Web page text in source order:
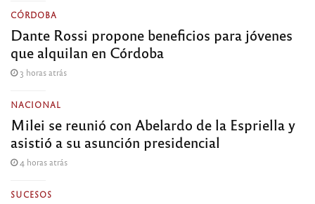
CÓRDOBA
Dante Rossi propone beneficios para jóvenes
que alquilan en Córdoba
3 horas atrás
NACIONAL
Milei se reunió con Abelardo de la Espriella y
asistió a su asunción presidencial
4 horas atrás
SUCESOS